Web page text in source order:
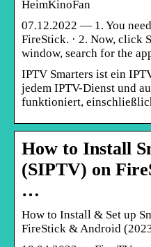
HeimKinoFan
07.12.2022 — 1. You
FireStick. · 2. Now, click
window, search for the
IPTV Smarters ist ein
jedem IPTV-Dienst und
funktioniert,
How to Install
(SIPTV) on
…
How to Install & Set up
FireStick & Android